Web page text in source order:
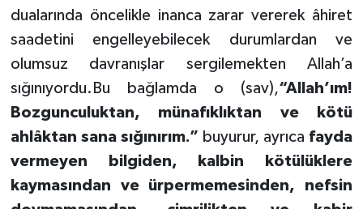
dualarında öncelikle inanca zarar vererek âhiret
saadetini engelleyebilecek durumlardan ve
olumsuz davranışlar sergilemekten Allah’a
sığınıyordu.Bu bağlamda o (sav),“Allah’ım!
Bozgunculuktan, münafıklıktan ve kötü
ahlâktan sana sığınırım.” buyurur, ayrıca fayda
vermeyen bilgiden, kalbin kötülüklere
kaymasından ve ürpermemesinden, nefsin